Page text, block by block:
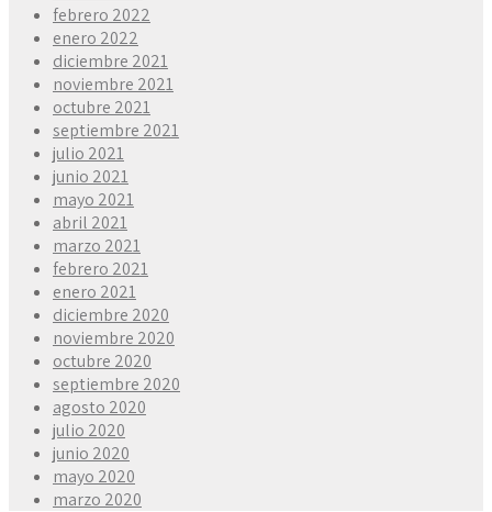
febrero 2022
enero 2022
diciembre 2021
noviembre 2021
octubre 2021
septiembre 2021
julio 2021
junio 2021
mayo 2021
abril 2021
marzo 2021
febrero 2021
enero 2021
diciembre 2020
noviembre 2020
octubre 2020
septiembre 2020
agosto 2020
julio 2020
junio 2020
mayo 2020
marzo 2020